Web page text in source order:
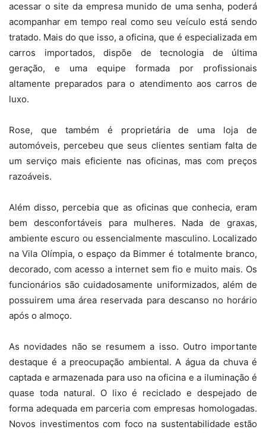
acessar o site da empresa munido de uma senha, poderá
acompanhar em tempo real como seu veículo está sendo
tratado. Mais do que isso, a oficina, que é especializada em
carros importados, dispõe de tecnologia de última
geração, e uma equipe formada por profissionais
altamente preparados para o atendimento aos carros de
luxo.
Rose, que também é proprietária de uma loja de
automóveis, percebeu que seus clientes sentiam falta de
um serviço mais eficiente nas oficinas, mas com preços
razoáveis.
Além disso, percebia que as oficinas que conhecia, eram
bem desconfortáveis para mulheres. Nada de graxas,
ambiente escuro ou essencialmente masculino. Localizado
na Vila Olímpia, o espaço da Bimmer é totalmente branco,
decorado, com acesso a internet sem fio e muito mais. Os
funcionários são cuidadosamente uniformizados, além de
possuirem uma área reservada para descanso no horário
após o almoço.
As novidades não se resumem a isso. Outro importante
destaque é a preocupação ambiental. A água da chuva é
captada e armazenada para uso na oficina e a iluminação é
quase toda natural. O lixo é reciclado e despejado de
forma adequada em parceria com empresas homologadas.
Novos investimentos com foco na sustentabilidade estão